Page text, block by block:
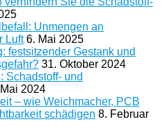
Unmengen an
Luft 6. Mai 2025
festsitzender Gestank und
31. Oktober 2024
Schadstoff- und
2024
– wie Weichmacher, PCB
schädigen 8. Februar